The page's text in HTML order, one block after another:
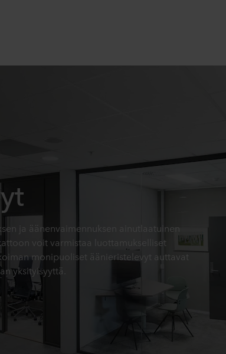
ja äänenvaimennuksen ainutlaatuinen
voit varmistaa luottamukselliset
monipuoliset äänieristelevyt auttavat
yksityisyyttä.